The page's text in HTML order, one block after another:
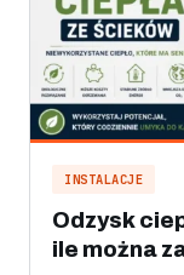
INSTALACJE
Odzysk
ile można